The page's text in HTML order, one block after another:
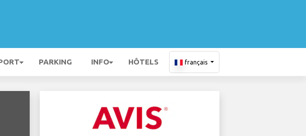
PARKING INFO HÔTELS français